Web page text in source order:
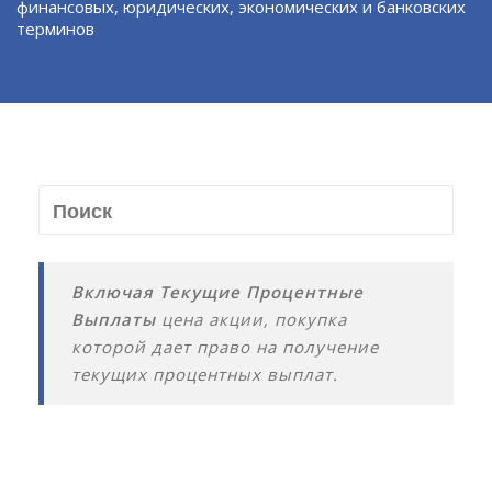
финансовых, юридических, экономических и банковских
терминов
Включая Текущие Процентные
Выплаты цена акции, покупка
которой дает право на получение
текущих процентных выплат.